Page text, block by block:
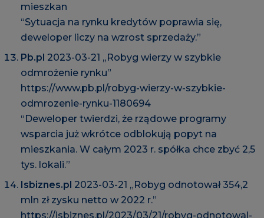
mieszkan
“Sytuacja na rynku kredytów poprawia się,
deweloper liczy na wzrost sprzedaży.”
Pb.pl 2023-03-21 „Robyg wierzy w szybkie
odmrożenie rynku”
https://www.pb.pl/robyg-wierzy-w-szybkie-
odmrozenie-rynku-1180694
“Deweloper twierdzi, że rządowe programy
wsparcia już wkrótce odblokują popyt na
mieszkania. W całym 2023 r. spółka chce zbyć 2,5
tys. lokali.”
Isbiznes.pl 2023-03-21 „Robyg odnotował 354,2
mln zł zysku netto w 2022 r.”
https://isbiznes.pl/2023/03/21/robyg-odnotowal-